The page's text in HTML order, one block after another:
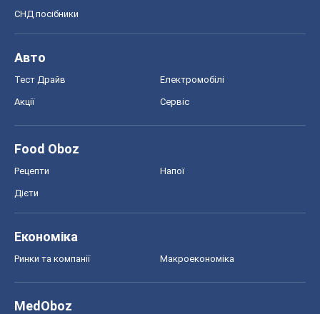
СНД посібники
Авто
Тест Драйв Електромобілі
Акції Сервіс
Food Oboz
Рецепти Напої
Дієти
Економіка
Ринки та компанії Макроекономіка
MedOboz